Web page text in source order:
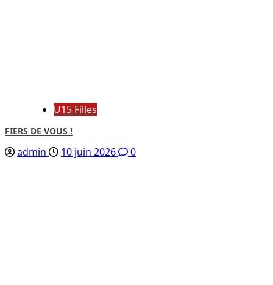
U15 Filles
FIERS DE VOUS !
admin 10 juin 2026 0